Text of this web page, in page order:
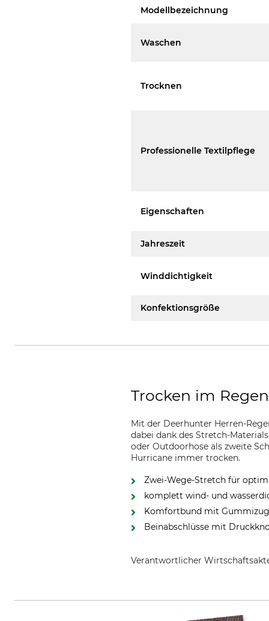
Modellbezeichnung
Waschen
Trocknen
Professionelle Textilpflege
Eigenschaften
Jahreszeit
Winddichtigkeit
Konfektionsgröße
Trocken im
Mit der Deerhunter Herren-
dabei dank des Stretch-
oder Outdoorhose als zweite
Hurricane immer trocken.
Zwei-Wege-Stretch für
komplett wind- und
Komfortbund mit
Beinabschlüsse mit
Verantwortlicher